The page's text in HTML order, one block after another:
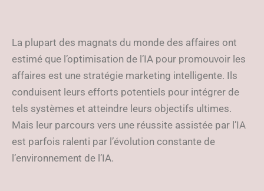
La plupart des magnats du monde des affaires ont
estimé que l’optimisation de l’IA pour promouvoir les
affaires est une stratégie marketing intelligente. Ils
conduisent leurs efforts potentiels pour intégrer de
tels systèmes et atteindre leurs objectifs ultimes.
Mais leur parcours vers une réussite assistée par l’IA
est parfois ralenti par l’évolution constante de
l’environnement de l’IA.